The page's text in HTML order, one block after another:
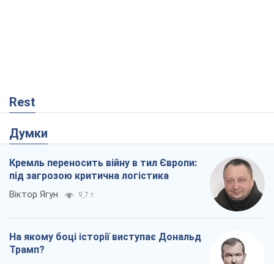
Rest
Думки
Кремль переносить війну в тил Європи:
під загрозою критична логістика
Віктор Ягун 9,7 т.
На якому боці історії виступає Дональд
Трамп?